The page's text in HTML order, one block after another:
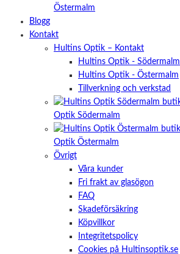
Östermalm
Blogg
Kontakt
Hultins Optik – Kontakt
Hultins Optik - Södermalm
Hultins Optik - Östermalm
Tillverkning och verkstad
Optik Södermalm
Optik Östermalm
Övrigt
Våra kunder
Fri frakt av glasögon
FAQ
Skadeförsäkring
Köpvillkor
Integritetspolicy
Cookies på Hultinsoptik.se